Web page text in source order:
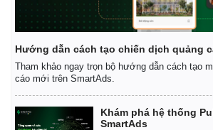
Hướng dẫn cách tạo chiến dịch quảng
Tham khảo ngay trọn bộ hướng dẫn cách tạo
cáo mới trên SmartAds.
Khám phá hệ thống
SmartAds